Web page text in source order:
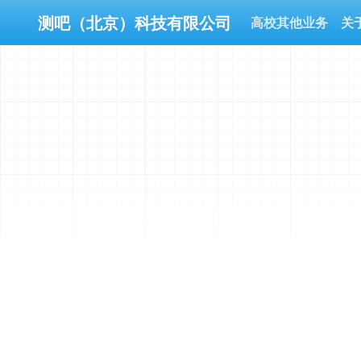
测吧（北京）科技有限公司 高校其他业务 关